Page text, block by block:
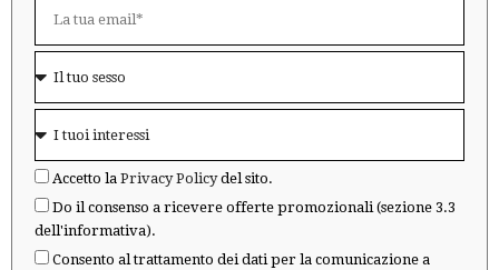
Accetto la Privacy Policydel sito.
Do il consenso a ricevere offerte promozionali (sezione 3.3
dell'informativa).
Consento al trattamento dei dati per la comunicazione a